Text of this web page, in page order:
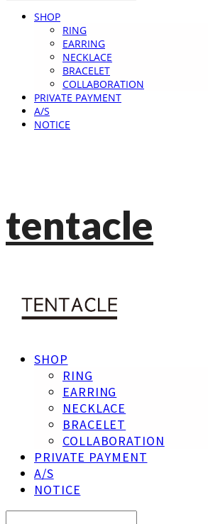
SHOP
RING
EARRING
NECKLACE
BRACELET
COLLABORATION
PRIVATE PAYMENT
A/S
NOTICE
tentacle
SHOP
RING
EARRING
NECKLACE
BRACELET
COLLABORATION
PRIVATE PAYMENT
A/S
NOTICE